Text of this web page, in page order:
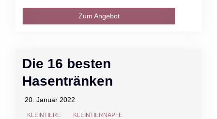
Die 16 besten
Hasentränken
20. Januar 2022
KLEINTIERE
KLEINTIERNÄPFE
Zum Angebot